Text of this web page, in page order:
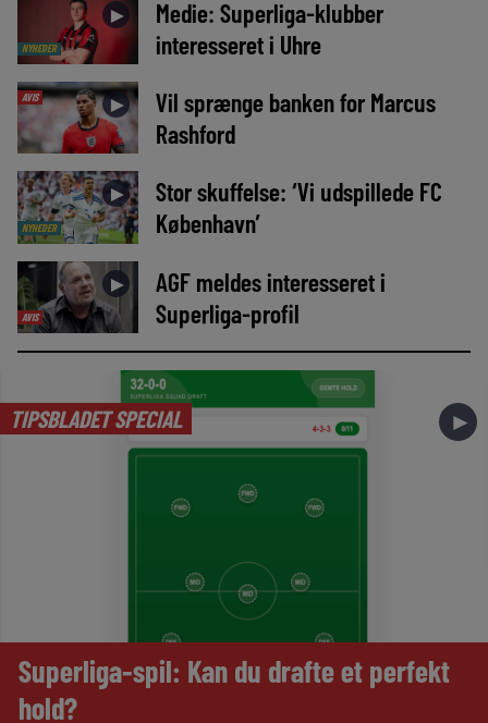
NYHEDER
►
Medie: Superliga-klubber
interesseret i Uhre
AVIS ►
Vil sprænge banken for Marcus
Rashford
NYHEDER
►
Stor skuffelse: ‘Vi udspillede FC
København’
AVIS
►
AGF meldes interesseret i
Superliga-profil
TIPSBLADET SPECIAL ►
Superliga-spil: Kan du drafte et perfekt
hold?